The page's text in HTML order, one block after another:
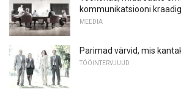
kommunikatsiooni
MEEDIA
Parimad värvid, mis
TÖÖINTERVJUUD